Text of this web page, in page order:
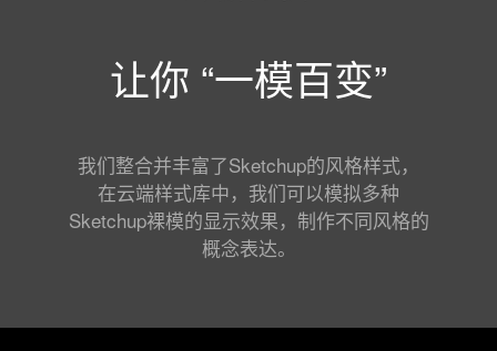
让你 “一模百变”
我们整合并丰富了Sketchup的风格样式，
在云端样式库中，我们可以模拟多种
Sketchup裸模的显示效果，制作不同风格的
概念表达。